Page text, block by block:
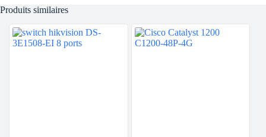
Produits similaires